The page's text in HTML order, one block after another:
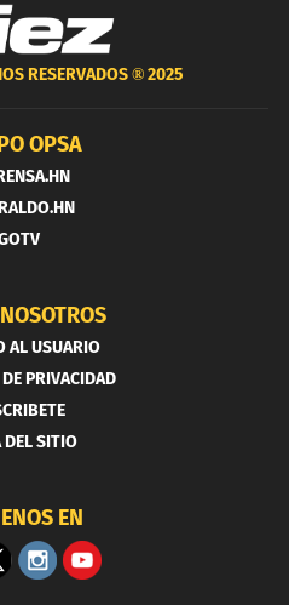
RESERVADOS ®2025
OPSA
AL USUARIO
PRIVACIDAD
DEL SITIO
EN